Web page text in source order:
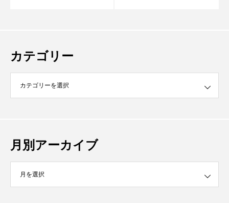
カテゴリー
月別アーカイブ